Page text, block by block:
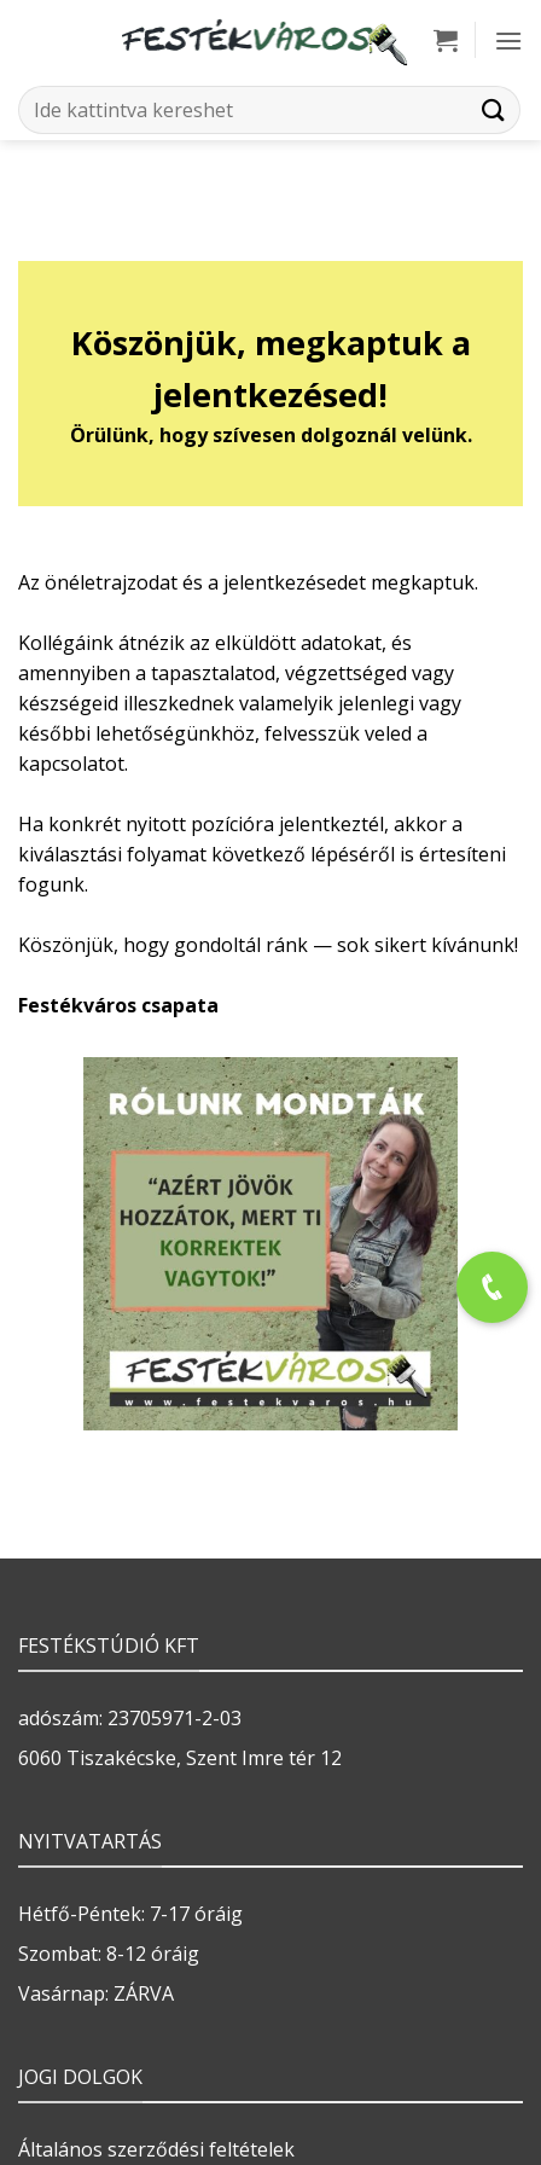
Keresés
a
Köszönjük, megkaptuk a
jelentkezésed!
Örülünk, hogy szívesen dolgoznál velünk.
Az önéletrajzodat és a jelentkezésedet megkaptuk.
Kollégáink átnézik az elküldött adatokat, és
amennyiben a tapasztalatod, végzettséged vagy
készségeid illeszkednek valamelyik jelenlegi vagy
későbbi lehetőségünkhöz, felvesszük veled a
kapcsolatot.
Ha konkrét nyitott pozícióra jelentkeztél, akkor a
kiválasztási folyamat következő lépéséről is értesíteni
fogunk.
Köszönjük, hogy gondoltál ránk — sok sikert kívánunk!
Festékváros csapata
FESTÉKSTÚDIÓ KFT
adószám: 23705971-2-03
6060 Tiszakécske, Szent Imre tér 12
NYITVATARTÁS
Hétfő-Péntek: 7-17 óráig
Szombat: 8-12 óráig
Vasárnap: ZÁRVA
JOGI DOLGOK
Általános szerződési feltételek